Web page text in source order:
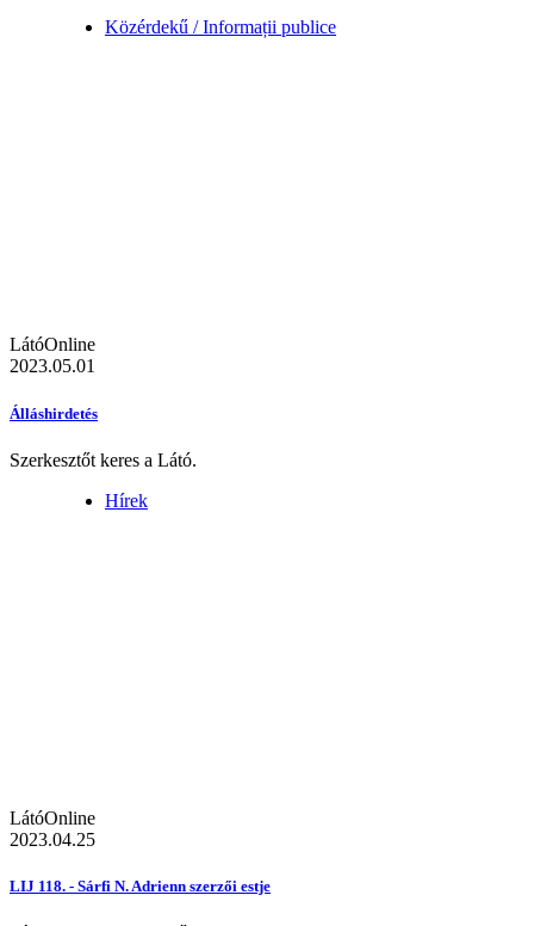
Közérdekű / Informații publice
LátóOnline
2023.05.01
Álláshirdetés
Szerkesztőt keres a Látó.
Hírek
LátóOnline
2023.04.25
LIJ 118. - Sárfi N. Adrienn szerzői estje